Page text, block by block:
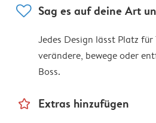
heart Sag es auf deine Art
Jedes Design lässt Platz für
verändere, bewege oder
Boss.
star_outline Extras hinzufügen